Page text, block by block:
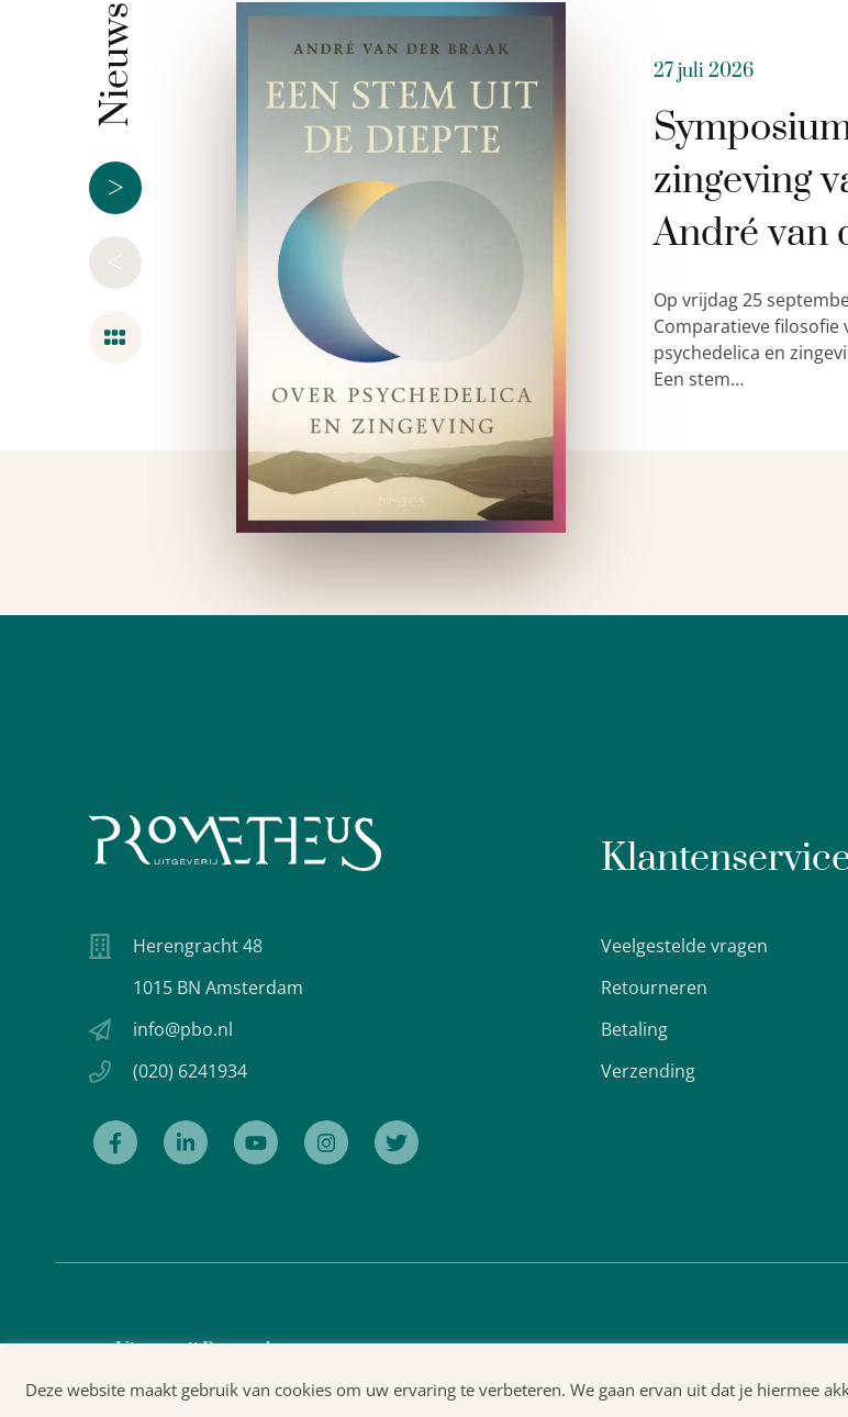
Nieuws
>
<
27 juli 2026
zingeving
André van
Op vrijdag 25
Comparatieve filosofie
psychedelica en
Een stem…
Herengracht 48
1015 BN Amsterdam
info@pbo.nl
(020) 6241934
Veelgestelde vragen
Retourneren
Betaling
Verzending
Uitgeverij Prometheus
Deze website maakt gebruik van cookies om uw ervaring te verbeteren. We gaan ervan uit dat je hiermee